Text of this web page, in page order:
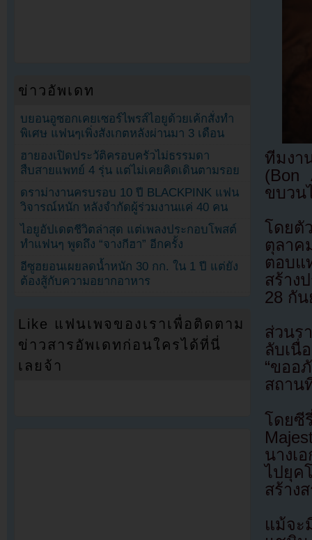
ทีมงา
(Bon
ขบวน
โดย
ตุลาค
ตอบแ
สร้าง
28 กั
ส่วนร
ลับเนื่
“ขออ
สถาน
โดยซี
นางเ
ไปยุค
สร้าง
แม้จะ
ข่าวอัพเดท
บยอนอูซอกเคยเซอร์ไพรส์ไอยูด้วยเค้กสั่งทำ
พิเศษ แฟนๆเพิ่งสังเกตหลังผ่านมา 3 เดือน
ฮายองเปิดประวัติครอบครัวไม่ธรรมดา
สืบสายแพทย์ 4 รุ่น แต่ไม่เคยคิดเดินตามรอย
ดราม่างานครบรอบ 10 ปี BLACKPINK แฟน
วิจารณ์หนัก หลังจำกัดผู้ร่วมงานแค่ 40 คน
ไอยูอัปเดตชีวิตล่าสุด แต่เพลงประกอบโพสต์
ทำแฟนๆ พูดถึง “จางกีฮา” อีกครั้ง
อีซูฮยอนเผยลดน้ำหนัก 30 กก. ใน 1 ปี แต่ยัง
ต้องสู้กับความอยากอาหาร
Like แฟนเพจของเราเพื่อติดตาม
ข่าวสารอัพเดทก่อนใครได้ที่นี่
เลยจ้า